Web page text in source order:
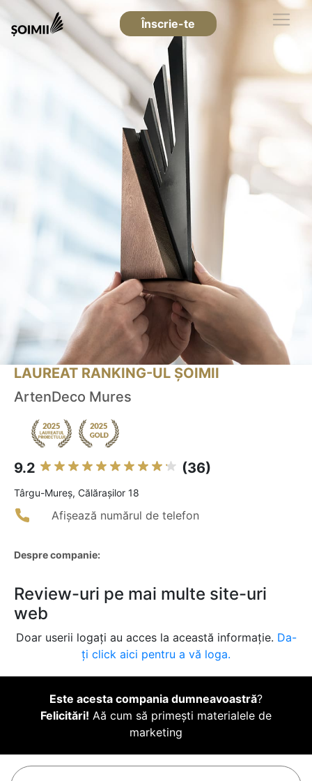
Înscrie-te
LAUREAT RANKING-UL ȘOIMII
ArtenDeco Mures
9.2 (36)
Târgu-Mureş, Călărașilor 18
Afișează numărul de telefon
Despre companie:
Review-uri pe mai multe site-uri
web
Doar userii logați au acces la această informație. Da-
ți click aici pentru a vă loga.
Este acesta compania dumneavoastră?
Felicitări! Aă cum să primești materialele de
marketing